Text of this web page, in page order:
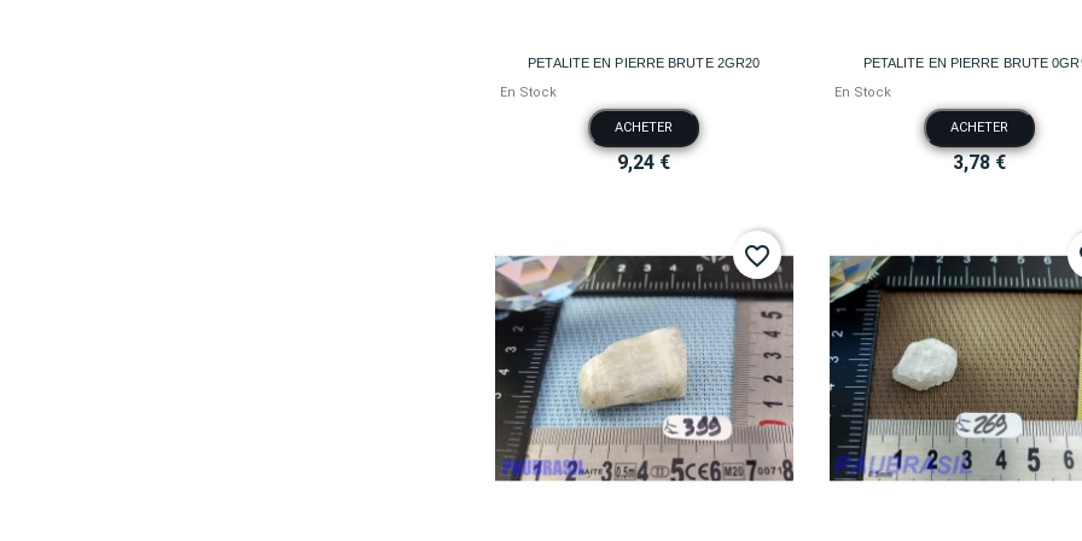
PETALITE EN PIERRE BRUTE 2GR20
En Stock
ACHETER
9,24 €
Aperçu rapide PETALITE EN PIERRE BRUTE
En Stock
ACHETER
3,78 €
 Aperçu rapide
favorite_border